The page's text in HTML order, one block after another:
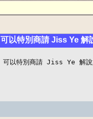
可以特別商請 Jiss Ye 解
可以特別商請 Jiss Ye 解說